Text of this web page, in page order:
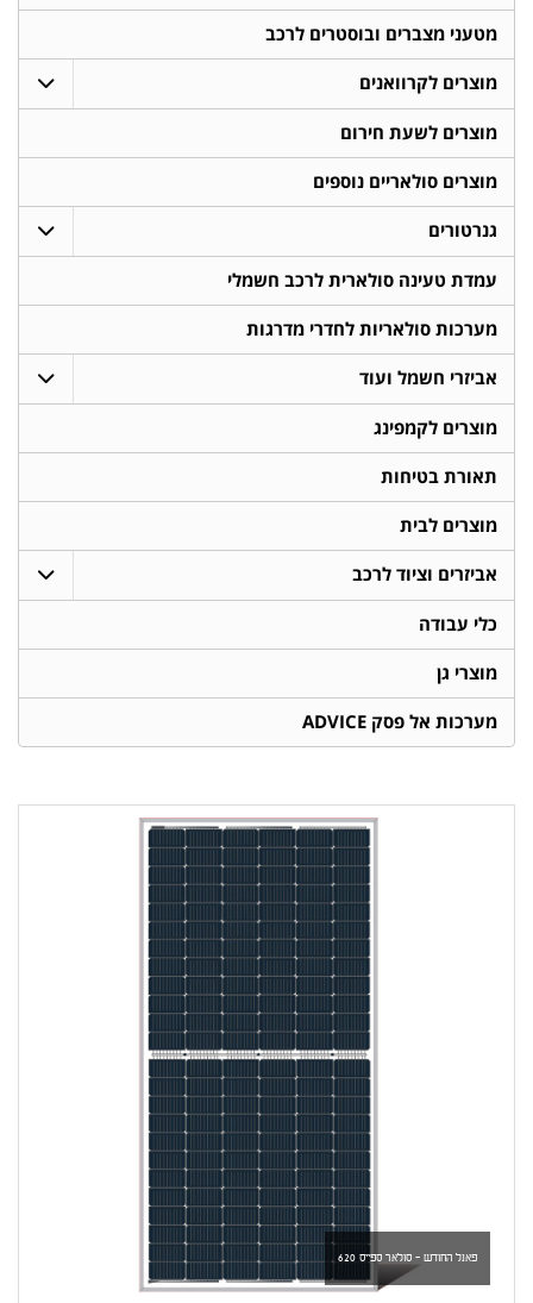
מטעני מצברים ובוסטרים לרכב
מוצרים לקרוואנים
מוצרים לשעת חירום
מוצרים סולאריים נוספים
גנרטורים
עמדת טעינה סולארית לרכב חשמלי
מערכות סולאריות לחדרי מדרגות
אביזרי חשמל ועוד
מוצרים לקמפינג
תאורת בטיחות
מוצרים לבית
אביזרים וציוד לרכב
כלי עבודה
מוצרי גן
מערכות אל פסק ADVICE
פאנל החודש - סולאר ספייס 620